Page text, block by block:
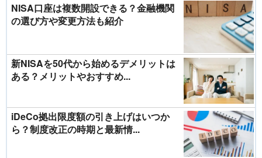
NISA口座は複数開設できる？金融機関
の選び方や変更方法も紹介
新NISAを50代から始めるデメリットは
ある？メリットやおすすめ...
iDeCo拠出限度額の引き上げはいつか
ら？制度改正の時期と最新情...